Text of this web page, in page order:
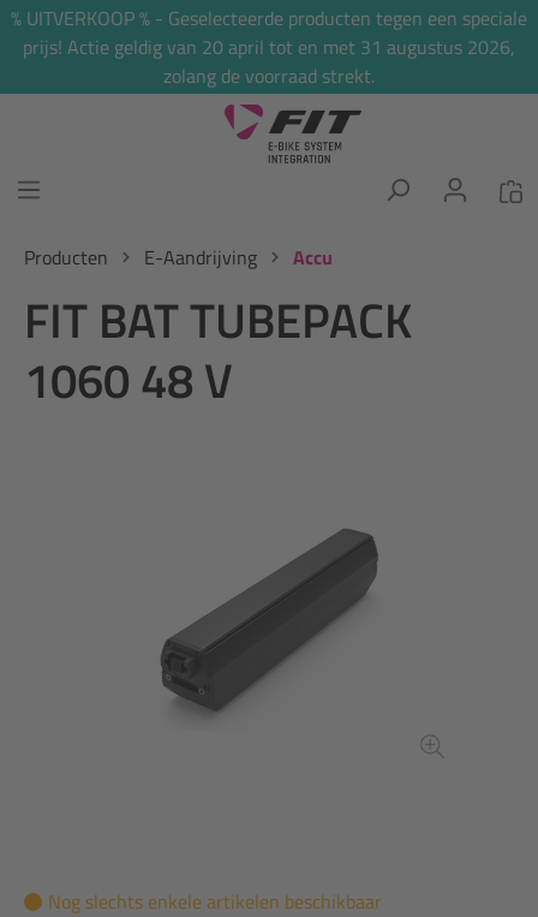
% UITVERKOOP % - Geselecteerde producten tegen een speciale
prijs! Actie geldig van 20 april tot en met 31 augustus 2026,
zolang de voorraad strekt.
Producten E-Aandrijving Accu
FIT BAT TUBEPACK
1060 48 V
Nog slechts enkele artikelen beschikbaar